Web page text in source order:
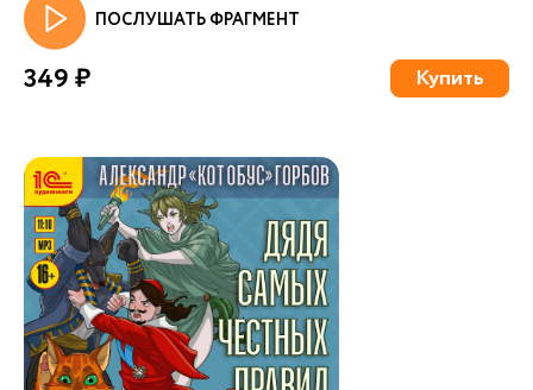
ПОСЛУШАТЬ ФРАГМЕНТ
349 ₽ Купить